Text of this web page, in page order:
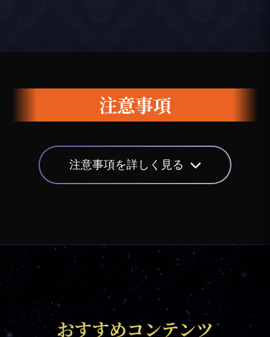
注意事項
注意事項を詳しく見る
おすすめコンテンツ